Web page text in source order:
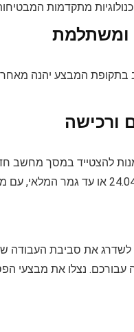
מתקדמות
ומשתלמת
המבצע יהנה
ורכישה
להצטייד במסך מחשב
את סביבת העבודה